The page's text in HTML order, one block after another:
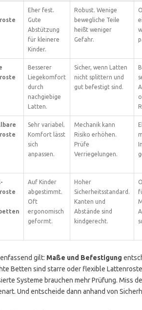
Eher fest.
Gute
Abstützung
für kleinere
Kinder.
Robust. Wenige
bewegliche Teile
heißt weniger
Gefahr.
Besserer
Liegekomfort
durch
nachgiebige
Latten.
Sicher, wenn Latten
nicht splittern und
gut befestigt sind.
Sehr variabel.
Komfort lässt
sich
anpassen.
Mechanik kann
Risiko erhöhen.
Prüfe
Verriegelungen.
Auf Kinder
abgestimmt.
Oft
ergonomisch
geformt.
Hoher
Sicherheitsstandard.
Kanten und
Abstände sind
kindgerecht.
gilt: Maße und Befestigung
Betten sind starre oder flexible
Systeme brauchen mehr Prüfung. Miss
Und entscheide dann anhand von